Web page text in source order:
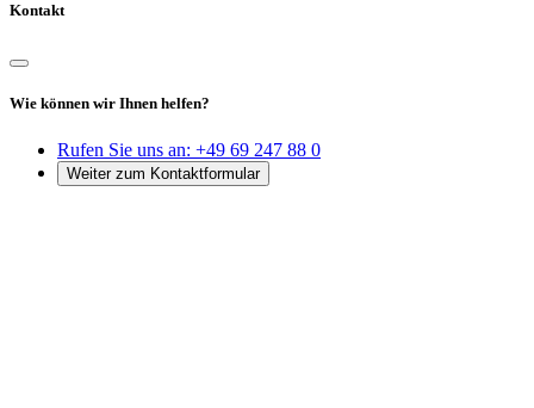
Kontakt
Wie können wir Ihnen helfen?
Rufen Sie uns an: +49 69 247 88 0